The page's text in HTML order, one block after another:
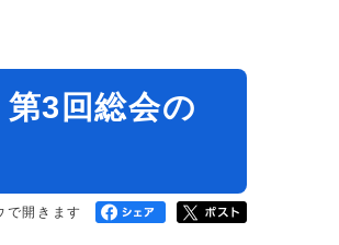
3回総会の
で開きます